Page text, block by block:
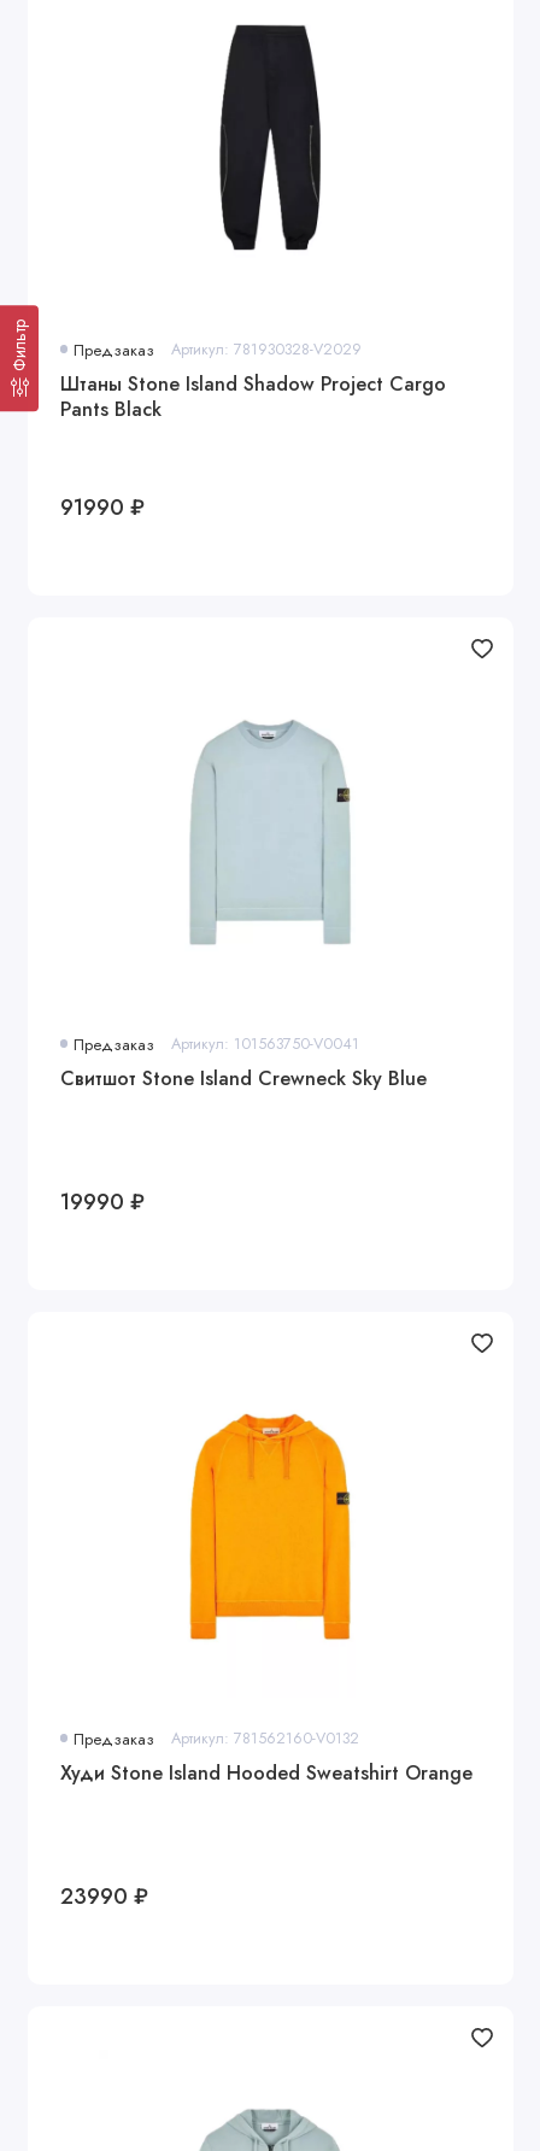
Фильтр Предзаказ Артикул: 781930328-V2029
Штаны Stone Island Shadow Project Cargo
Pants Black
91990 ₽
Предзаказ Артикул: 101563750-V0041
Свитшот Stone Island Crewneck Sky Blue
19990 ₽
Предзаказ Артикул: 781562160-V0132
Худи Stone Island Hooded Sweatshirt Orange
23990 ₽